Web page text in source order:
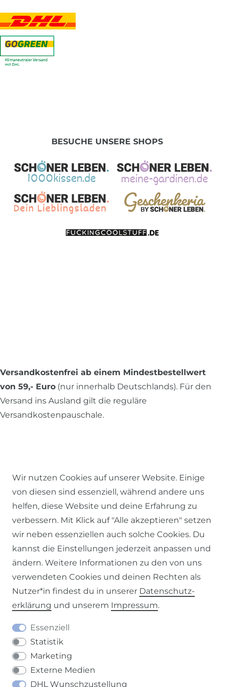
BESUCHE UNSERE SHOPS
Versandkostenfrei ab einem Mindestbestellwert
von 59,- Euro (nur innerhalb Deutschlands). Für den
Versand ins Ausland gilt die reguläre
Versandkostenpauschale.
© 2026 SCHÖNER LEBEN.
Impressum Daten­schutz­erklärung AGB
Barrierefreiheitserklärung
Wir nutzen Cookies auf unserer Website. Einige
von diesen sind essenziell, während andere uns
helfen, diese Website und deine Erfahrung zu
verbessern. Mit Klick auf "Alle akzeptieren" setzen
wir neben essenziellen auch solche Cookies. Du
kannst die Einstellungen jederzeit anpassen und
ändern. Weitere Informationen zu den von uns
verwendeten Cookies und deinen Rechten als
Nutzer*in findest du in unserer Daten­schutz­
erklärung und unserem Impressum.
Essenziell
Statistik
Marketing
Externe Medien
DHL Wunschzustellung